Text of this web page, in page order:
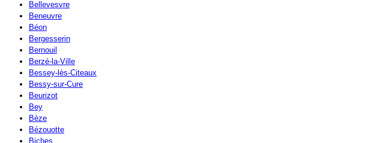
Bellevesvre
Beneuvre
Béon
Bergesserin
Bernouil
Berzé-la-Ville
Bessey-lès-Citeaux
Bessy-sur-Cure
Beurizot
Bey
Bèze
Bézouotte
Biches